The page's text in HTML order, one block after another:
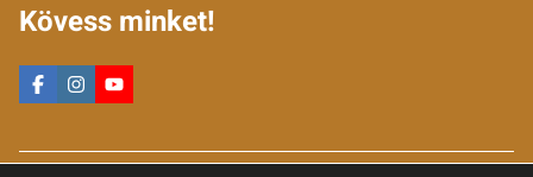
Kövess minket!